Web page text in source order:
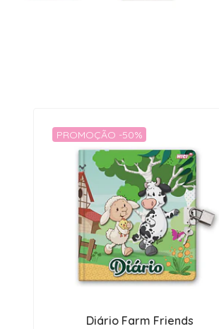
PROMOÇÃO -50%
Diário Farm Friends